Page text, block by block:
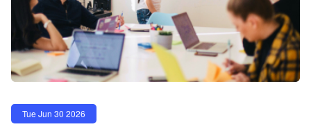
Tue Jun 30 2026